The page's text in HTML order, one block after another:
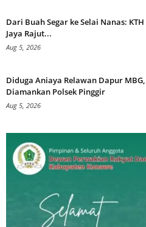
Dari Buah Segar ke Selai Nanas:
Jaya Rajut...
Aug 5, 2026
Diduga Aniaya Relawan Dapur
Diamankan Polsek Pinggir
Aug 5, 2026